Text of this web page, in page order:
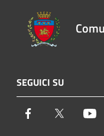
SEGUICI SU
Facebook Twitter